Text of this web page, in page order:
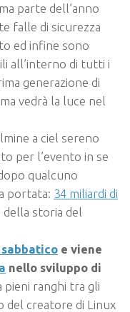
parte dell’anno
falle di sicurezza
ed infine sono
all’interno di tutti i
generazione di
vedrà la luce nel
a ciel sereno
per l’evento in se
qualcuno
portata: 34 miliardi di
della storia del
e viene
nello sviluppo di
pieni ranghi tra gli
del creatore di Linux